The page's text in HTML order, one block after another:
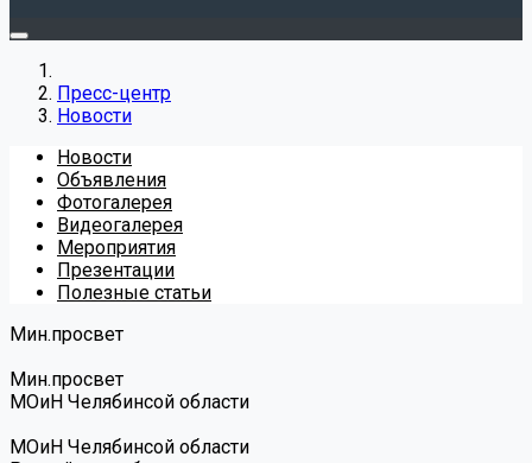
Пресс-центр
Новости
Новости
Объявления
Фотогалерея
Видеогалерея
Мероприятия
Презентации
Полезные статьи
Мин.просвет
Мин.просвет
МОиН Челябинсой области
МОиН Челябинсой области